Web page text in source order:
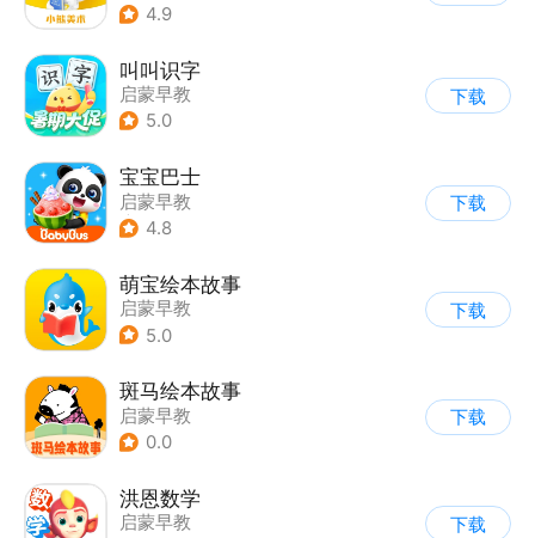
4.9
叫叫识字
启蒙早教
5.0
下载
宝宝巴士
启蒙早教
| 儿童益智游戏
4.8
下载
萌宝绘本故事
启蒙早教
5.0
下载
斑马绘本故事
启蒙早教
0.0
下载
洪恩数学
启蒙早教
下载